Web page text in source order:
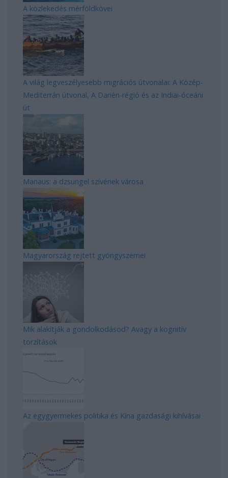
A közlekedés mérföldkövei
A világ legveszélyesebb migrációs útvonalai: A Közép-
Mediterrán útvonal, A Darién-régió és az Indiai-óceáni
út
Manaus: a dzsungel szívének városa
Magyarország rejtett gyöngyszemei
Mik alakítják a gondolkodásod? Avagy a kognitív
torzítások
Az egygyermekes politika és Kína gazdasági kihívásai